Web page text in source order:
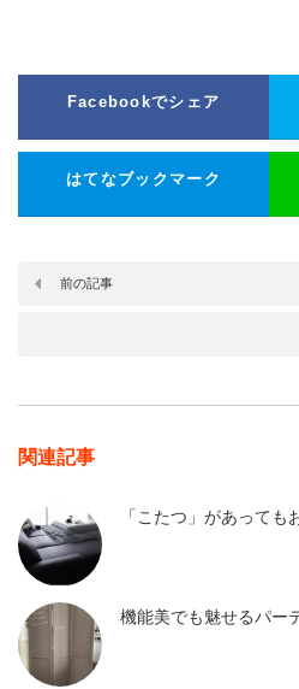
Facebookでシェア
はてなブックマーク
前の記事
関連記事
「こたつ」があっても
機能美でも魅せるパー